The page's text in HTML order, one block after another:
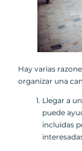
Hay varias
organizar una
Llegar a
puede
incluidas